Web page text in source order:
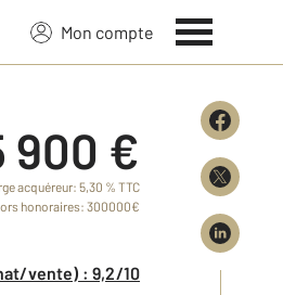
Mon compte
900 €
acquéreur: 5,30 % TTC
honoraires: 300000€
vente) : 9,2/10